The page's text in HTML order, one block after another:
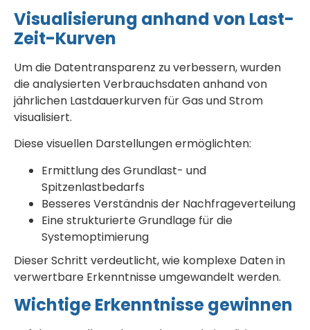
Visualisierung anhand von Last-
Zeit-Kurven
Um die Datentransparenz zu verbessern, wurden
die analysierten Verbrauchsdaten anhand von
jährlichen Lastdauerkurven für Gas und Strom
visualisiert.
Diese visuellen Darstellungen ermöglichten:
Ermittlung des Grundlast- und
Spitzenlastbedarfs
Besseres Verständnis der Nachfrageverteilung
Eine strukturierte Grundlage für die
Systemoptimierung
Dieser Schritt verdeutlicht, wie komplexe Daten in
verwertbare Erkenntnisse umgewandelt werden.
Wichtige Erkenntnisse gewinnen